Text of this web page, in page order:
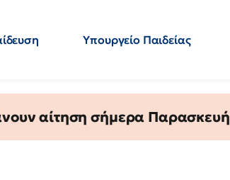
Υπουργείο Παιδείας
αίτηση σήμερα